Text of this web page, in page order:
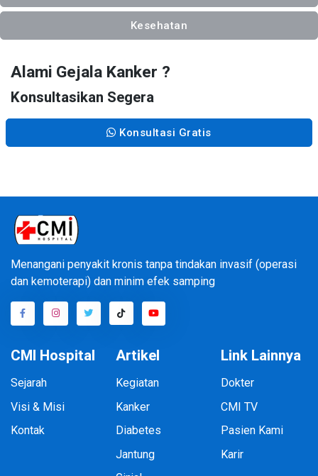
Kesehatan
Alami Gejala Kanker ?
Konsultasikan Segera
Konsultasi Gratis
Menangani penyakit kronis tanpa tindakan invasif (operasi
dan kemoterapi) dan minim efek samping
CMI Hospital
Sejarah
Visi & Misi
Kontak
Artikel
Kegiatan
Kanker
Diabetes
Jantung
Link Lainnya
Dokter
CMI TV
Pasien Kami
Karir